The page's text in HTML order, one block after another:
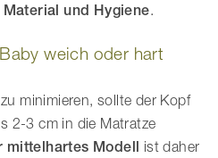
und Hygiene.
weich oder hart
minimieren, sollte der Kopf
2-3 cm in die Matratze
mittelhartes Modell ist daher